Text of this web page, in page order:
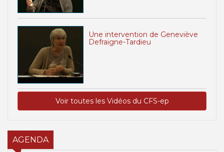
Une intervention de Geneviève
Defraigne-Tardieu
Voir toutes les Vidéos du CFS-ep
AGENDA